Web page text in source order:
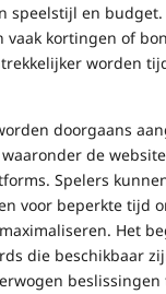
speelstijl en
vaak kortingen of
worden
doorgaans
de
Spelers
voor beperkte tijd
Het
die beschikbaar
beslissingen